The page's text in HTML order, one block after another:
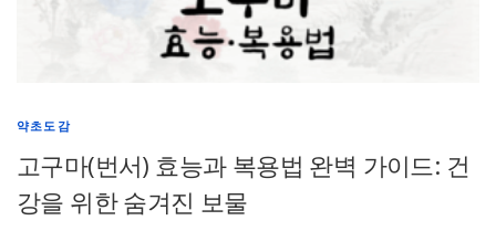
약초도감
고구마(번서) 효능과 복용법 완벽 가이드: 건
강을 위한 숨겨진 보물